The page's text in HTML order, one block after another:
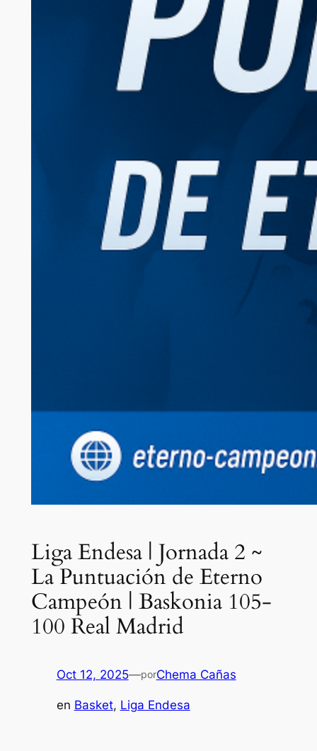
Liga Endesa | Jornada 2 ~
La Puntuación de Eterno
Campeón | Baskonia 105-
100 Real Madrid
Oct 12, 2025—porChema Cañas
en Basket, Liga Endesa